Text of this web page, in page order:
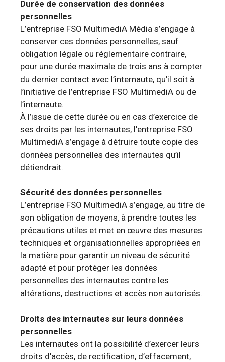
Durée de conservation des données
personnelles
L’entreprise FSO MultimediA Média s’engage à
conserver ces données personnelles, sauf
obligation légale ou réglementaire contraire,
pour une durée maximale de trois ans à compter
du dernier contact avec l’internaute, qu’il soit à
l’initiative de l’entreprise FSO MultimediA ou de
l’internaute.
À l’issue de cette durée ou en cas d’exercice de
ses droits par les internautes, l’entreprise FSO
MultimediA s’engage à détruire toute copie des
données personnelles des internautes qu’il
détiendrait.
Sécurité des données personnelles
L’entreprise FSO MultimediA s’engage, au titre de
son obligation de moyens, à prendre toutes les
précautions utiles et met en œuvre des mesures
techniques et organisationnelles appropriées en
la matière pour garantir un niveau de sécurité
adapté et pour protéger les données
personnelles des internautes contre les
altérations, destructions et accès non autorisés.
Droits des internautes sur leurs données
personnelles
Les internautes ont la possibilité d’exercer leurs
droits d’accès, de rectification, d’effacement,